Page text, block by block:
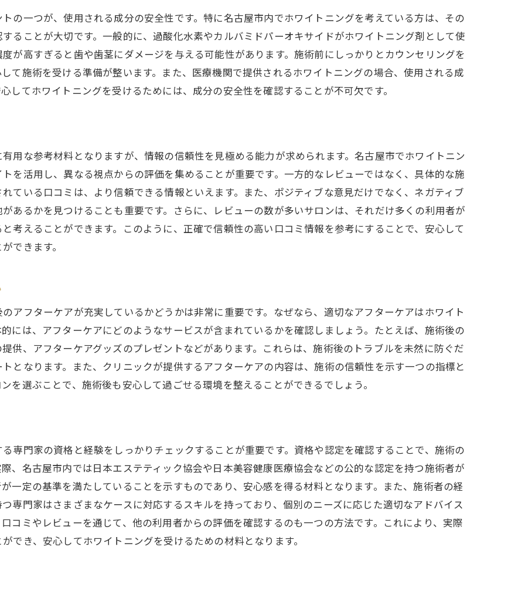
新のオフィスホワイトニングのメリット
術中のリラックス方法を紹介
全性を確保するための技術チェック
ニングの安全性を重視した名古屋市のおすすめスポット
全基準を満たした施設の選び方
ミで評判の高いスポット紹介
心して通える環境を提供する施設
問前に確認したいポイント
でホワイトニングを選ぶ際のチェックポイントと失敗しないコツ
ウンセリングの重要性を理解する
間と予算に合わせた決定法
ビューや体験談を活用する
通える名古屋市のホワイトニングサロンの選び方
期的なメンテナンスの重要性
な設備を持つ施設の選択
期間通える立地の選び方
フターサービスを重視する理由
で叶える美しい笑顔安全なホワイトニング施術の秘密
顔を輝かせるための基本施術
全に施術を受けるための知識
の一つが、使用される成分の安全性です。特に名古屋市内でホワイトニングを考えている方は、その
ることが大切です。一般的に、過酸化水素やカルバミドパーオキサイドがホワイトニング剤として使
が高すぎると歯や歯茎にダメージを与える可能性があります。施術前にしっかりとカウンセリングを
て施術を受ける準備が整います。また、医療機関で提供されるホワイトニングの場合、使用される成
してホワイトニングを受けるためには、成分の安全性を確認することが不可欠です。
用な参考材料となりますが、情報の信頼性を見極める能力が求められます。名古屋市でホワイトニン
を活用し、異なる視点からの評価を集めることが重要です。一方的なレビューではなく、具体的な施
ている口コミは、より信頼できる情報といえます。また、ポジティブな意見だけでなく、ネガティブ
あるかを見つけることも重要です。さらに、レビューの数が多いサロンは、それだけ多くの利用者が
考えることができます。このように、正確で信頼性の高い口コミ情報を参考にすることで、安心して
できます。
アフターケアが充実しているかどうかは非常に重要です。なぜなら、適切なアフターケアはホワイト
には、アフターケアにどのようなサービスが含まれているかを確認しましょう。たとえば、施術後の
供、アフターケアグッズのプレゼントなどがあります。これらは、施術後のトラブルを未然に防ぐだ
となります。また、クリニックが提供するアフターケアの内容は、施術の信頼性を示す一つの指標と
を選ぶことで、施術後も安心して過ごせる環境を整えることができるでしょう。
専門家の資格と経験をしっかりチェックすることが重要です。資格や認定を確認することで、施術の
、名古屋市内では日本エステティック協会や日本美容健康医療協会などの公的な認定を持つ施術者が
一定の基準を満たしていることを示すものであり、安心感を得る材料となります。また、施術者の経
専門家はさまざまなケースに対応するスキルを持っており、個別のニーズに応じた適切なアドバイス
コミやレビューを通じて、他の利用者からの評価を確認するのも一つの方法です。これにより、実際
でき、安心してホワイトニングを受けるための材料となります。